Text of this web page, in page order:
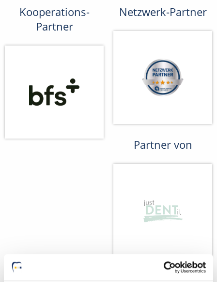
Kooperations-
Partner
Netzwerk-Partner
Partner von
Wir fördern Wir pflanzen